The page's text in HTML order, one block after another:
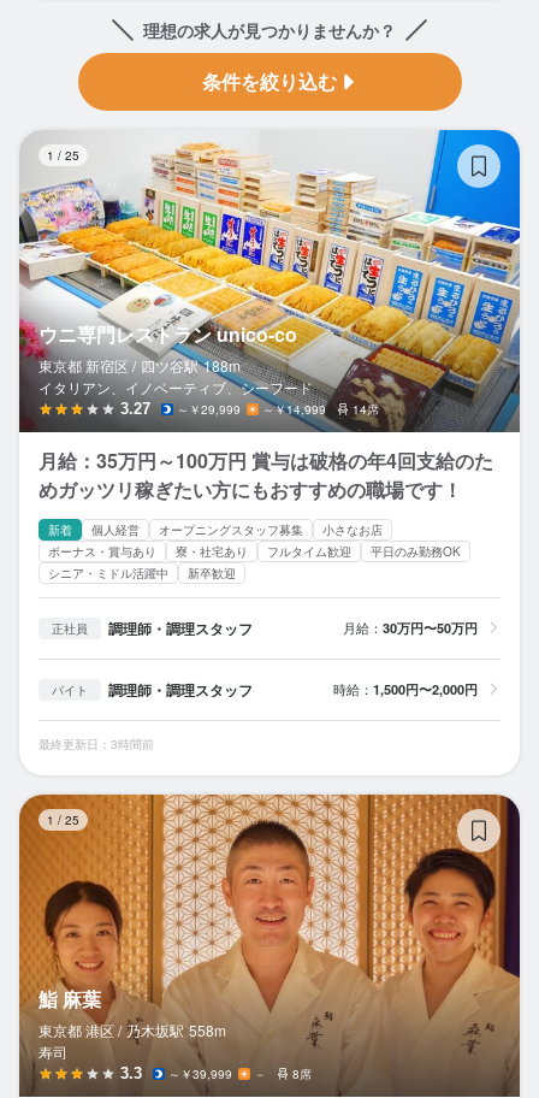
理想の求人が見つかりませんか？
条件を絞り込む
1 / 25
ウニ専門レストラン unico-co
東京都 新宿区 / 四ツ谷駅 188m
イタリアン、イノベーティブ、シーフード
3.27 ～￥29,999 ～￥14,999 14席
月給：35万円～100万円 賞与は破格の年4回支給のた
めガッツリ稼ぎたい方にもおすすめの職場です！
新着 個人経営 オープニングスタッフ募集
小さなお店
ボーナス・賞与あり
寮・社宅あり フルタイム歓迎
平日のみ勤務OK
シニア・ミドル活躍中
新卒歓迎
正社員 調理師・調理スタッフ 月給： 30万円〜50万円
バイト 調理師・調理スタッフ 時給： 1,500円〜2,000円
最終更新日：3時間前
1 / 25
鮨 麻葉
東京都 港区 / 乃木坂駅 558m
寿司
3.3 ～￥39,999 － 8席